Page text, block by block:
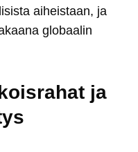
aiheistaan, ja
globaalin
ja